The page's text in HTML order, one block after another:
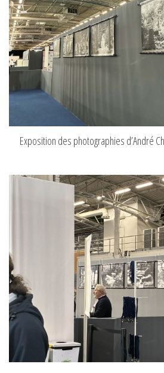
Exposition des photographies d’André